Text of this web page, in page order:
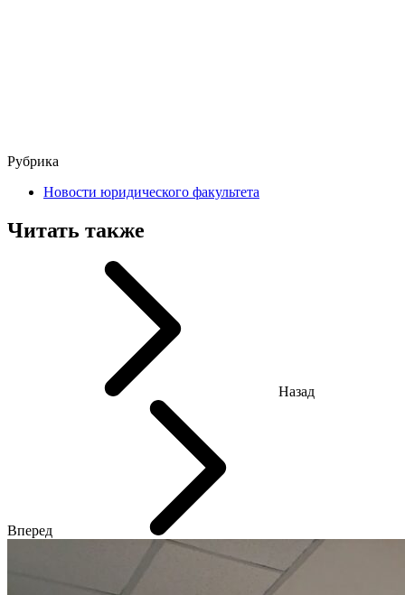
Рубрика
Новости юридического факультета
Читать также
Назад
Вперед